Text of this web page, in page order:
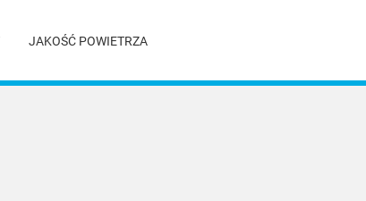
JAKOŚĆ POWIETRZA